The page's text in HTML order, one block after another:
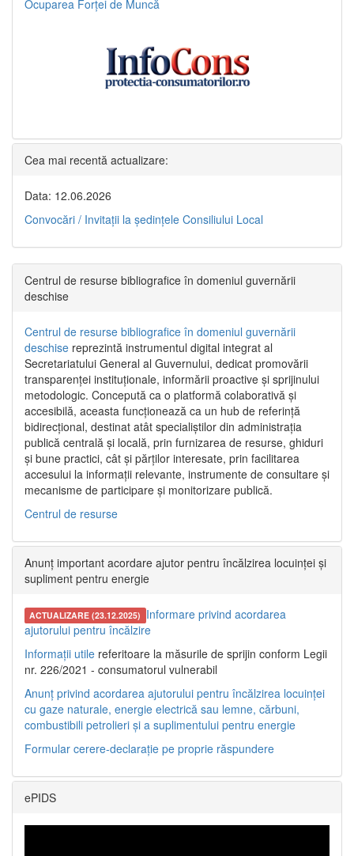
Ocuparea Forței de Muncă
Cea mai recentă actualizare:
Data: 12.06.2026
Convocări / Invitaţii la şedinţele Consiliului Local
Centrul de resurse bibliografice în domeniul guvernării
deschise
Centrul de resurse bibliografice în domeniul guvernării
deschise reprezintă instrumentul digital integrat al
Secretariatului General al Guvernului, dedicat promovării
transparenței instituționale, informării proactive și sprijinului
metodologic. Concepută ca o platformă colaborativă și
accesibilă, aceasta funcționează ca un hub de referință
bidirecțional, destinat atât specialiștilor din administrația
publică centrală și locală, prin furnizarea de resurse, ghiduri
și bune practici, cât și părților interesate, prin facilitarea
accesului la informații relevante, instrumente de consultare și
mecanisme de participare și monitorizare publică.
Centrul de resurse
Anunț important acordare ajutor pentru încălzirea locuinței și
supliment pentru energie
ACTUALIZARE (23.12.2025) Informare privind acordarea
ajutorului pentru încălzire
Informații utile referitoare la măsurile de sprijin conform Legii
nr. 226/2021 - consumatorul vulnerabil
Anunț privind acordarea ajutorului pentru încălzirea locuinței
cu gaze naturale, energie electrică sau lemne, cărbuni,
combustibili petrolieri și a suplimentului pentru energie
Formular cerere-declarație pe proprie răspundere
ePIDS